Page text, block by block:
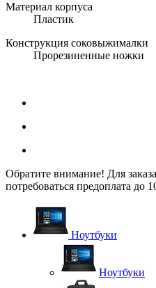
Материал корпуса
Пластик
Конструкция соковыжималки
Прорезиненные ножки
Обратите внимание! Для
потребоваться предоплата до
Ноутбуки
Ноутбуки